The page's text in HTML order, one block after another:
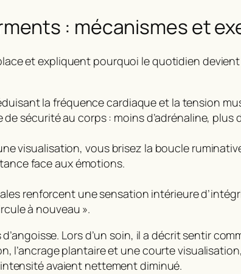
: mécanismes et
et expliquent pourquoi le quotidien
la fréquence cardiaque et la tension
sécurité au corps : moins d’adrénaline, plus
visualisation, vous brisez la boucle
face aux émotions.
renforcent une sensation intérieure
à nouveau ».
Lors d’un soin, il a décrit sentir
l’ancrage plantaire et une courte
avaient nettement diminué.